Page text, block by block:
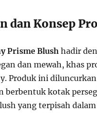
dan Konsep
Prisme Blush hadir
dan mewah, khas
Produk ini
berbentuk kotak
yang terpisah